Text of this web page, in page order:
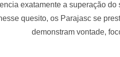
exatamente a superação
quesito, os Parajasc se
demonstram vontade,